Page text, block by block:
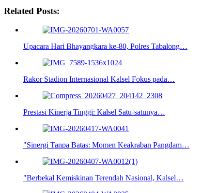
Related Posts:
Upacara Hari Bhayangkara ke-80, Polres Tabalong…
Rakor Stadion Internasional Kalsel Fokus pada…
Prestasi Kinerja Tinggi: Kalsel Satu-satunya…
"Sinergi Tanpa Batas: Momen Keakraban Pangdam…
"Berbekal Kemiskinan Terendah Nasional, Kalsel…